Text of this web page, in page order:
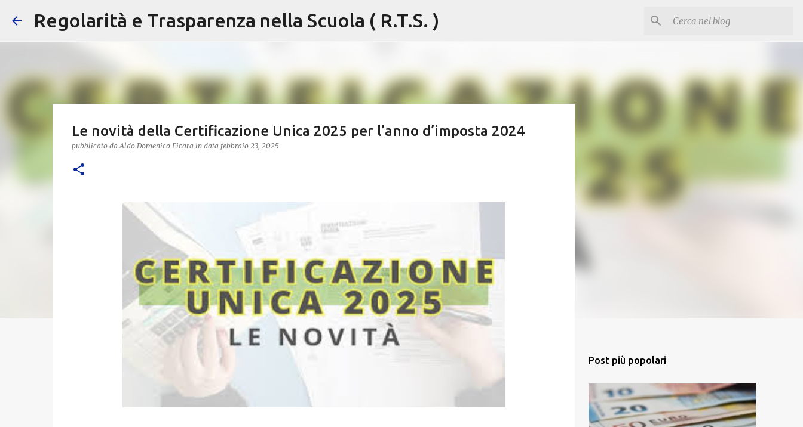
Passa ai contenuti principali
Regolarità e Trasparenza nella Scuola ( R.T.S. )
Le novità della Certificazione Unica 2025 per l’anno d’imposta 2024
pubblicato daAldo Domenico Ficara in data febbraio 23, 2025
Post più popolari